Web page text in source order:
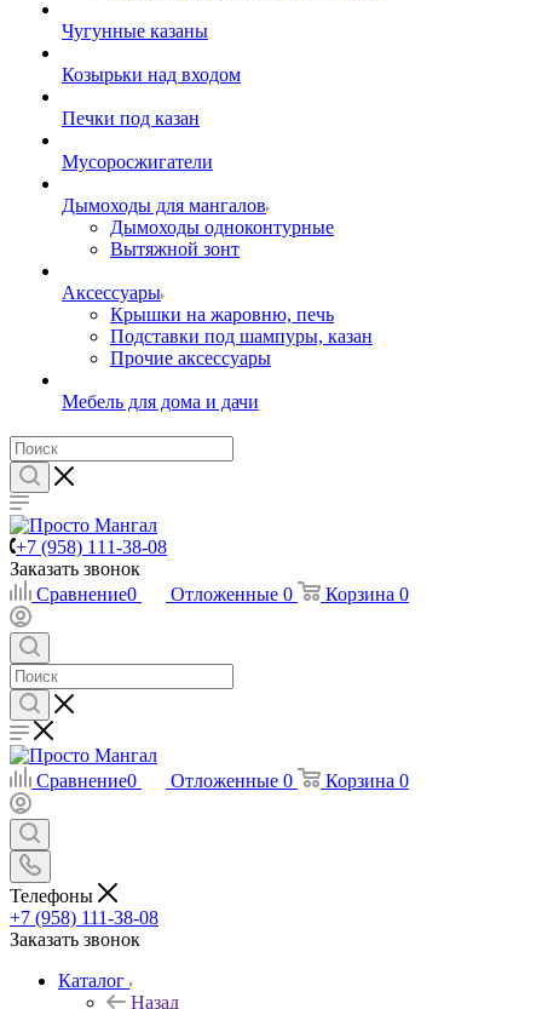
Чугунные казаны
Козырьки над входом
Печки под казан
Мусоросжигатели
Дымоходы для мангалов
Дымоходы одноконтурные
Вытяжной зонт
Аксессуары
Крышки на жаровню, печь
Подставки под шампуры, казан
Прочие аксессуары
Мебель для дома и дачи
+7 (958) 111-38-08
Заказать звонок
Сравнение0 Отложенные 0 Корзина 0
Сравнение0 Отложенные 0 Корзина 0
Телефоны
+7 (958) 111-38-08
Заказать звонок
Каталог
Назад